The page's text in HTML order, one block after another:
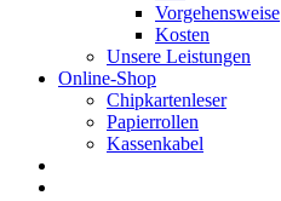
Vorgehensweise
Kosten
Unsere Leistungen
Online-Shop
Chipkartenleser
Papierrollen
Kassenkabel